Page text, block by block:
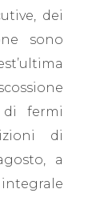
dei
sono
di fermi
di
a